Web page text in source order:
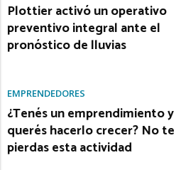
Plottier activó un operativo
preventivo integral ante el
pronóstico de lluvias
EMPRENDEDORES
¿Tenés un emprendimiento y
querés hacerlo crecer? No te
pierdas esta actividad